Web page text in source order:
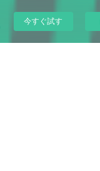
今すぐ試す